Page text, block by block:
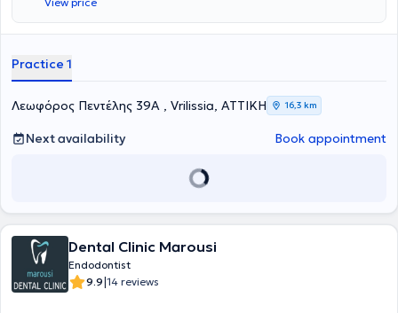
and holds a postgraduate degree entitled
EndodonticsfromKing's College Guy's Hospitalin London. He runs a
cases, strictly adhering to international protocols, with meticulous
Practice 1
Λεωφόρος Πεντέλης 39Α , Vrilissia, ΑΤΤΙΚΗ 16,3 km
Next availability Book appointment
Dental Clinic Marousi
Endodontist
9.9|14 reviews